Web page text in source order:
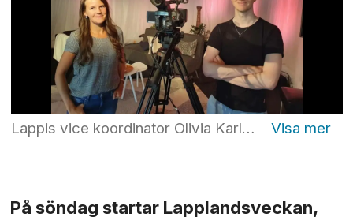
Lappis vice koordinator Olivia Karlberg och producenten Albin Ohlsson jobbade med inspelningar inför veckan i en studio i Bygdeå. Foto: Lucas Edorsson
På söndag startar Lapplandsveckan,